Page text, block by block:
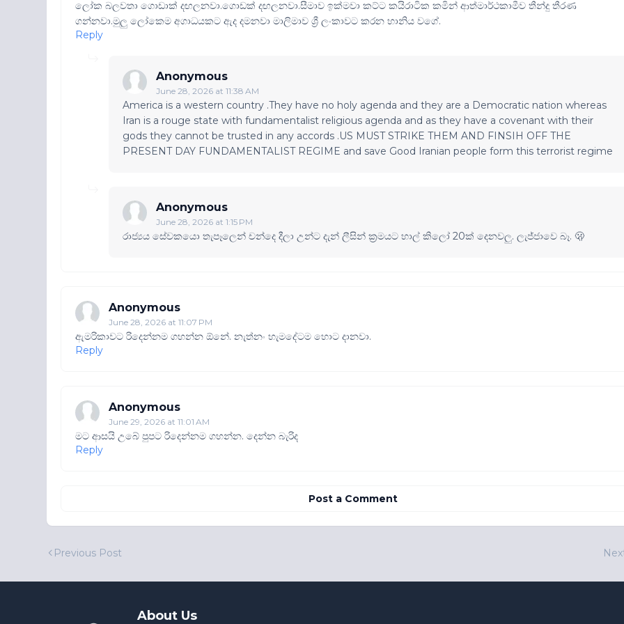
ලෝක බලවතා ගොඩාක් දඟලනවා.ගොඩක් දඟලනවා.සීමාව ඉක්මවා කට්ට කයිරාටික කමින් ආත්මාර්ථකාමීව තීන්දු තීරණ
ගන්නවා.මුලු ලෝකෙම අගාධයකට ඇද දමනවා මාලිමාව ශ්‍රී ලංකාවට කරන හානිය වගේ.
Reply
Anonymous
June 28, 2026 at 11:38 AM
America is a western country .They have no holy agenda and they are a Democratic nation whereas
Iran is a rouge state with fundamentalist religious agenda and as they have a covenant with their
gods they cannot be trusted in any accords .US MUST STRIKE THEM AND FINSIH OFF THE
PRESENT DAY FUNDAMENTALIST REGIME and save Good Iranian people form this terrorist regime
Anonymous
June 28, 2026 at 1:15 PM
රාජ්‍යය සේවකයො තැපෑලෙන් චන්දෙ දීලා උන්ට දැන් ලීසින් ක්‍රමයට හාල් කිලෝ 20ක් දෙනවලු. ලැජ්ජාවෙ බෑ. 🫢
Anonymous
June 28, 2026 at 11:07 PM
ඇමරිකාවට රිදෙන්නම ගහන්න ඕනේ. නැත්නං හැමදේටම හොට දානවා.
Reply
Anonymous
June 29, 2026 at 11:01 AM
මට ආසයි උබේ පුපට රිදෙන්නම ගහන්න. දෙන්න බැරිද
Reply
Post a Comment
Previous Post
About Us